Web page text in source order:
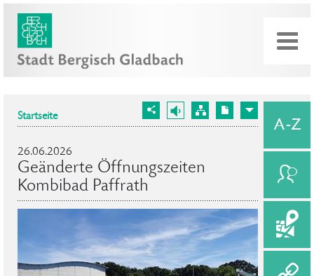
Startseite
26.06.2026
Geänderte Öffnungszeiten
Kombibad Paffrath